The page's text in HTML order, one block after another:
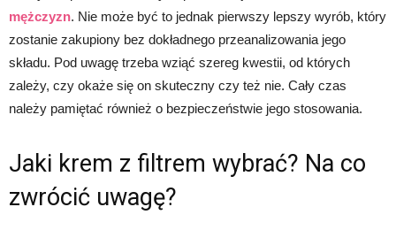
mężczyzn. Nie może być to jednak pierwszy lepszy wyrób, który
zostanie zakupiony bez dokładnego przeanalizowania jego
składu. Pod uwagę trzeba wziąć szereg kwestii, od których
zależy, czy okaże się on skuteczny czy też nie. Cały czas
należy pamiętać również o bezpieczeństwie jego stosowania.
Jaki krem z filtrem wybrać? Na co
zwrócić uwagę?